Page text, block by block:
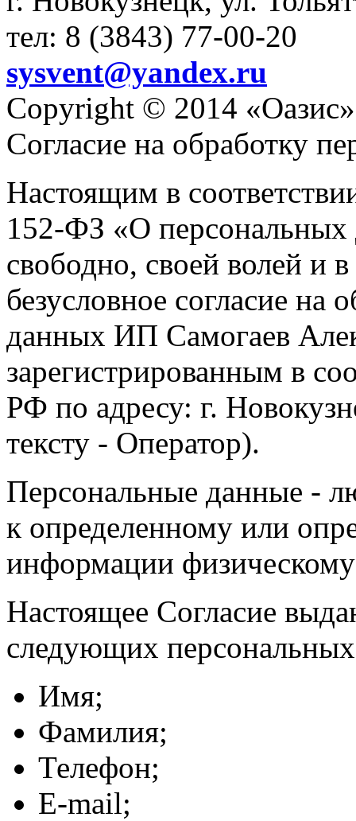
тел: 8 (3843) 77-00-20
sysvent@yandex.ru
Copyright © 2014 «Оазис»
Согласие на обработку
Настоящим в
152-ФЗ «О персональных
свободно, своей волей и
безусловное согласие на
данных ИП Самогаев
зарегистрированным в
РФ по адресу: г.
тексту - Оператор).
Персональные данные -
к определенному или
информации
Настоящее Согласие
следующих
Имя;
Фамилия;
Телефон;
E-mail;